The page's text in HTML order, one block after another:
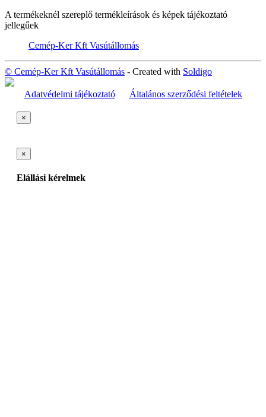
A termékeknél szereplő termékleírások és képek tájékoztató
jellegűek
Cemép-Ker Kft Vasútállomás
© Cemép-Ker Kft Vasútállomás - Created with Soldigo
Adatvédelmi tájékoztató Általános szerződési feltételek
×
×
Elállási kérelmek